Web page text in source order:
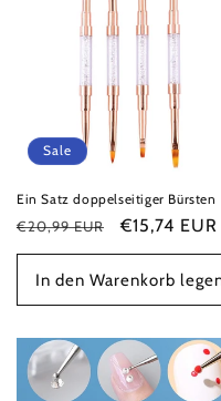
Sale
Ein Satz doppelseitiger Bürsten
Normaler
Preis
€20,99 EUR €15,74 EUR
In den Warenkorb